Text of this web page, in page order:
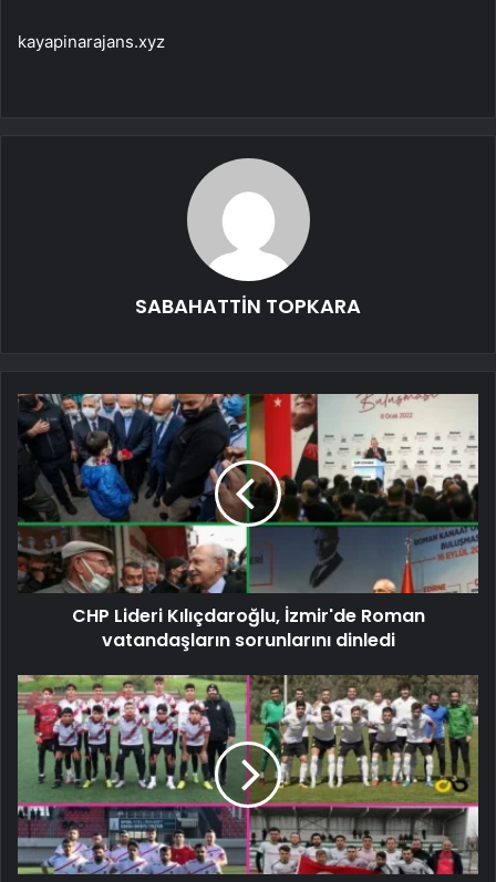
kayapinarajans.xyz
SABAHATTİN TOPKARA
CHP Lideri Kılıçdaroğlu, İzmir'de Roman
vatandaşların sorunlarını dinledi